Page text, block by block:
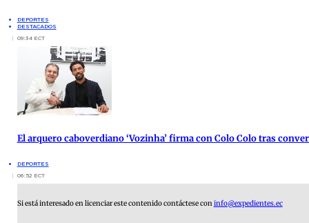
DEPORTES
DESTACADOS
09:34 ECT
El arquero caboverdiano ‘Vozinha’ firma con Colo Colo tras
DEPORTES
06:52 ECT
Si está interesado en licenciar este contenido contáctese coninfo@expedientes.ec